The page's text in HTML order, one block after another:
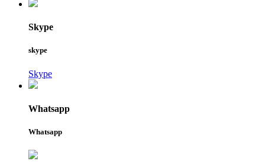
Skype
skype
Skype
Whatsapp
Whatsapp